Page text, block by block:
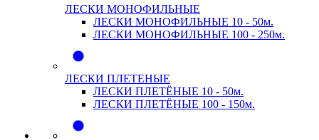
ЛЕСКИ МОНОФИЛЬНЫЕ
ЛЕСКИ МОНОФИЛЬНЫЕ 10 - 50м.
ЛЕСКИ МОНОФИЛЬНЫЕ 100 - 250м.
ЛЕСКИ ПЛЕТЕНЫЕ
ЛЕСКИ ПЛЕТЁНЫЕ 10 - 50м.
ЛЕСКИ ПЛЕТЁНЫЕ 100 - 150м.